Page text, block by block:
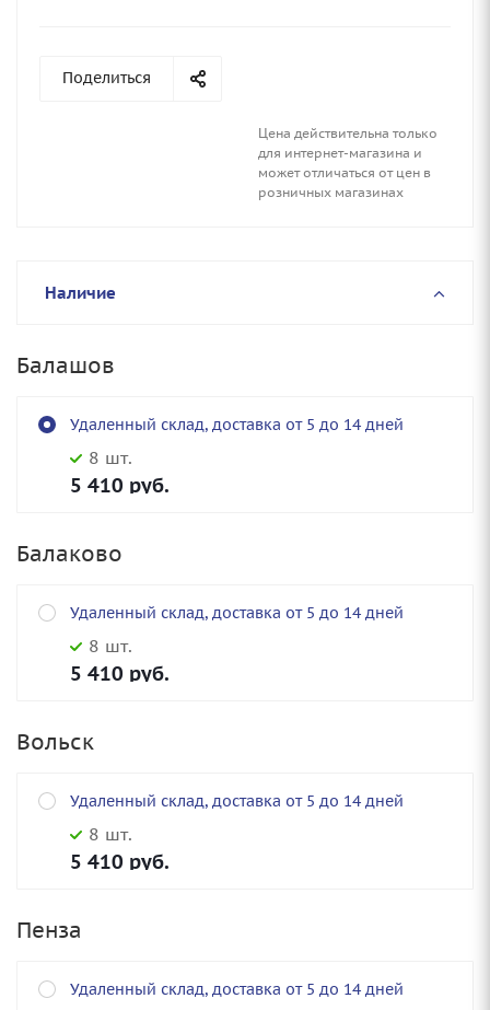
Поделиться
Цена действительна только
для интернет-магазина и
может отличаться от цен в
розничных магазинах
Наличие
Балашов
Удаленный склад, доставка от 5 до 14 дней
8 шт.
5 410 руб.
Балаково
Удаленный склад, доставка от 5 до 14 дней
8 шт.
5 410 руб.
Вольск
Удаленный склад, доставка от 5 до 14 дней
8 шт.
5 410 руб.
Пенза
Удаленный склад, доставка от 5 до 14 дней